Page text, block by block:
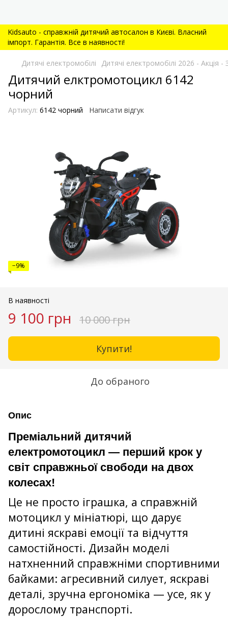
Kidsauto - справжній дитячий автосалон в Києві. Власний
імпорт. Гарантія. Все в наявності!
Дитячі електромобілі Дитячі електромобілі 2026 -
Дитячий елктромотоцикл 6142
чорний
Артикул: 6142 чорний Написати відгук
−9%
В наявності
9 100 грн 10 000 грн
Купити!
До обраного
Опис
Преміальний дитячий
електромотоцикл — перший крок у
світ справжньої свободи на двох
колесах!
Це не просто іграшка, а справжній
мотоцикл у мініатюрі, що дарує
дитині яскраві емоції та відчуття
самостійності. Дизайн моделі
натхненний справжніми спортивними
байками: агресивний силует, яскраві
деталі, зручна ергономіка — усе, як у
дорослому транспорті.